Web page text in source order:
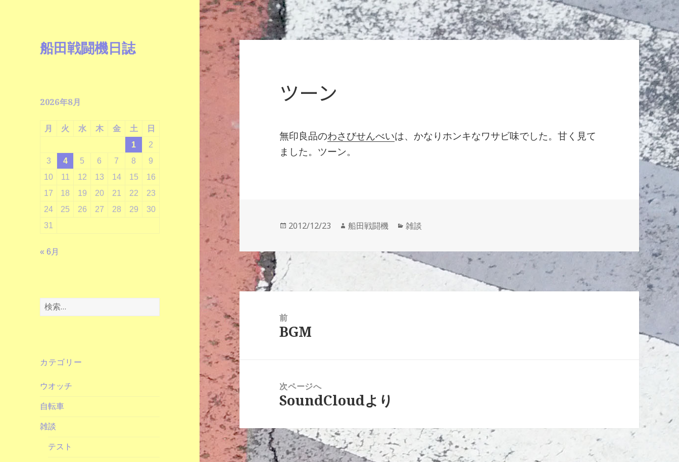
船田戦闘機日誌
2026年8月
月 火 水 木 金 土
日
1
2
3
4 5 6 7 8
9
10
11 12 13 14 15
16
17
18 19 20 21 22
23
24
25 26 27 28 29
30
31
« 6月
検
索:
カテゴリー
ウオッチ
自転車
雑談
テスト
ツーン
無印良品のわさびせんべいは、かなりホンキなワサビ味でした。甘く見て
ました。ツーン。
投
2012/12/23
作
船田戦闘機
カ
ゴ
リ
雑談
投
稿
ナ
ビ
ゲ
ー
シ
ョ
ン
前
前
BGM
次ページへ
次
投
稿:
SoundCloudより